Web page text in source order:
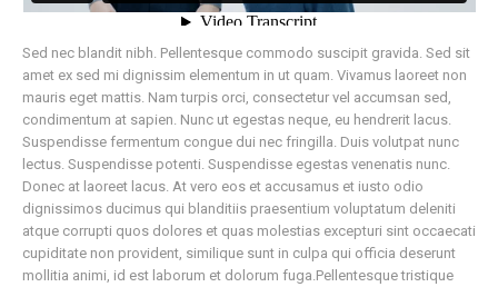
Sed nec blandit nibh. Pellentesque commodo suscipit gravida. Sed sit
amet ex sed mi dignissim elementum in ut quam. Vivamus laoreet non
mauris eget mattis. Nam turpis orci, consectetur vel accumsan sed,
condimentum at sapien. Nunc ut egestas neque, eu hendrerit lacus.
Suspendisse fermentum congue dui nec fringilla. Duis volutpat nunc
lectus. Suspendisse potenti. Suspendisse egestas venenatis nunc.
Donec at laoreet lacus. At vero eos et accusamus et iusto odio
dignissimos ducimus qui blanditiis praesentium voluptatum deleniti
atque corrupti quos dolores et quas molestias excepturi sint occaecati
cupiditate non provident, similique sunt in culpa qui officia deserunt
mollitia animi, id est laborum et dolorum fuga.Pellentesque tristique